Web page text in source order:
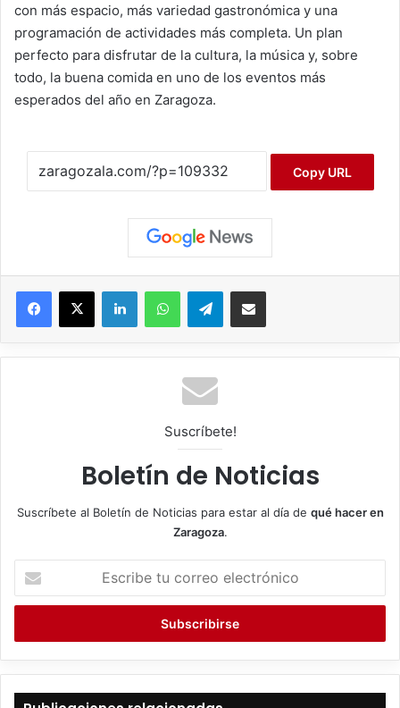
con más espacio, más variedad gastronómica y una
programación de actividades más completa. Un plan
perfecto para disfrutar de la cultura, la música y, sobre
todo, la buena comida en uno de los eventos más
esperados del año en Zaragoza.
Copy URL
Telegram
Suscríbete!
Boletín de Noticias
Suscríbete al Boletín de Noticias para estar al día de qué hacer en
Zaragoza.
c
i
b